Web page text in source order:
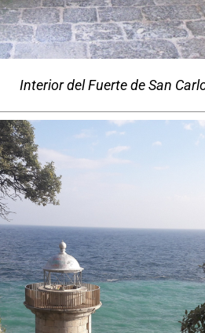
Interior del Fuerte de San